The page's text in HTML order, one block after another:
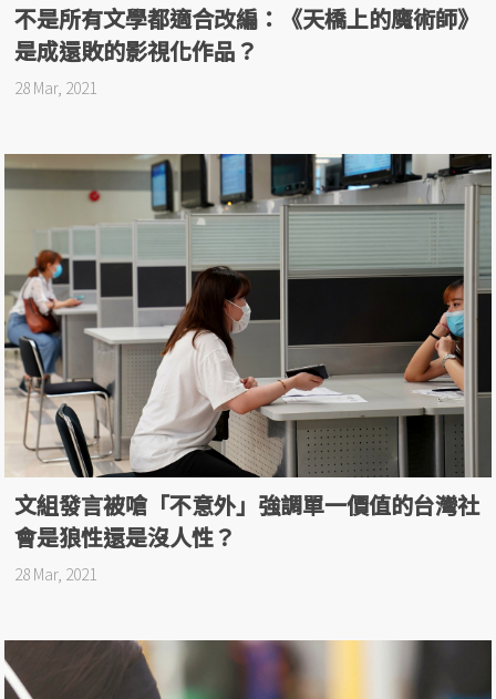
不是所有文學都適合改編：《天橋上的魔術師》
是成還敗的影視化作品？
28 Mar, 2021
文組發言被嗆「不意外」強調單一價值的台灣社
會是狼性還是沒人性？
28 Mar, 2021